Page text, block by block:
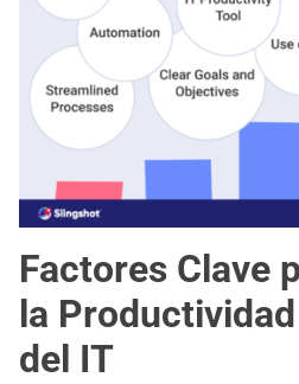
Factores Clave
la
del IT